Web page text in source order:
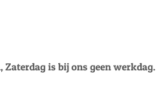
is bij ons geen werkdag.